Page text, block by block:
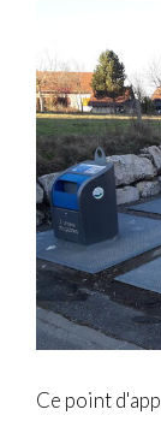
Ce point